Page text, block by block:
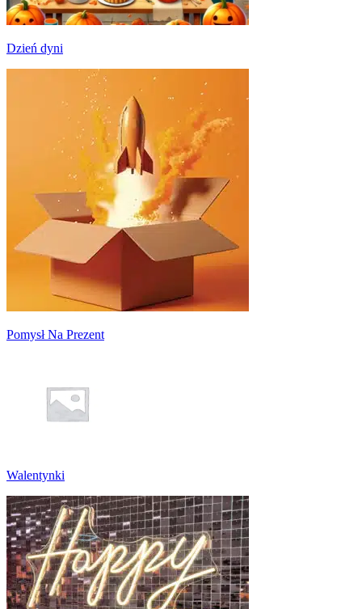
Dzień dyni
Pomysł Na Prezent
Walentynki